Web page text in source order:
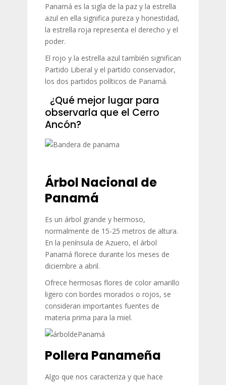
Panamá es la sigla de la paz y la estrella
azul en ella significa pureza y honestidad,
la estrella roja representa el derecho y el
poder.
El rojo y la estrella azul también significan
Partido Liberal y el partido conservador,
los dos partidos políticos de Panamá.
¿Qué mejor lugar para
observarla que el Cerro
Ancón?
Árbol Nacional de
Panamá
Es un árbol grande y hermoso,
normalmente de 15-25 metros de altura.
En la península de Azuero, el árbol
Panamá florece durante los meses de
diciembre a abril.
Ofrece hermosas flores de color amarillo
ligero con bordes morados o rojos, se
consideran importantes fuentes de
materia prima para la miel.
Pollera Panameña
Algo que nos caracteriza y que hace